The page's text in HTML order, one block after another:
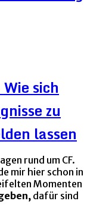
sich
zu
lassen
rund um CF.
mir hier schon in
Momenten
dafür sind